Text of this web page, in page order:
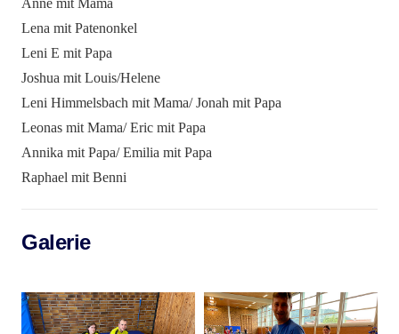
Anne mit Mama
Lena mit Patenonkel
Leni E mit Papa
Joshua mit Louis/Helene
Leni Himmelsbach mit Mama/ Jonah mit Papa
Leonas mit Mama/ Eric mit Papa
Annika mit Papa/ Emilia mit Papa
Raphael mit Benni
Galerie